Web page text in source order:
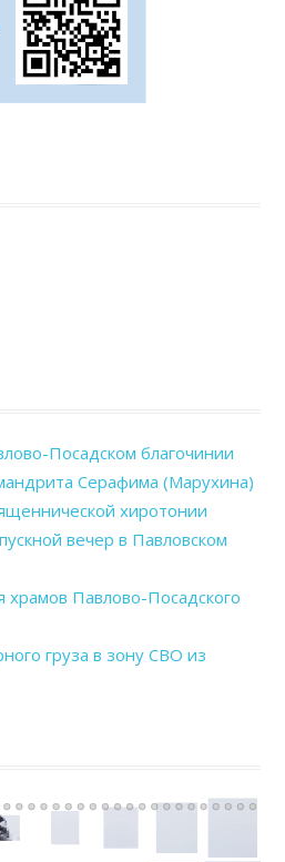
Посадском благочинии
Серафима (Марухина)
хиротонии
вечер в Павловском
Павлово-Посадского
груза в зону СВО из